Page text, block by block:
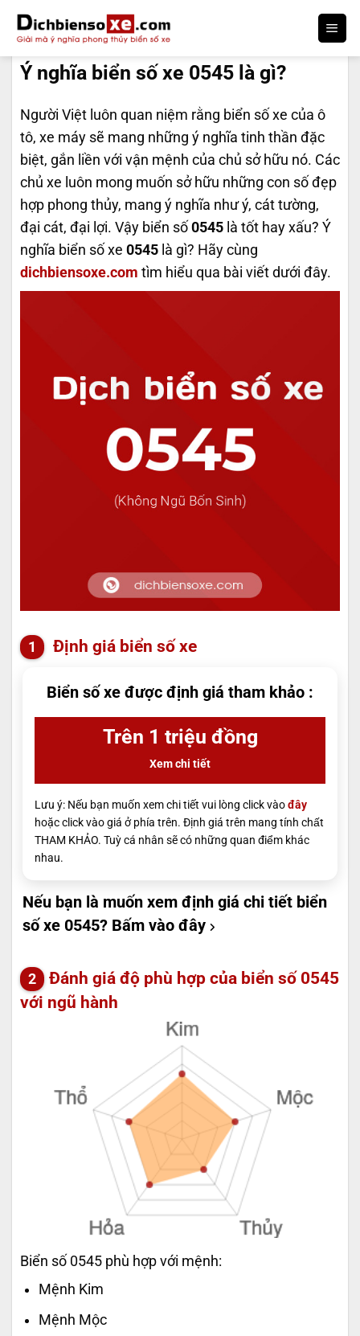
qua
nội
dungÝ nghĩa biển số xe 0545 là gì?
Người Việt luôn quan niệm rằng biển số xe của ô
tô, xe máy sẽ mang những ý nghĩa tinh thần đặc
biệt, gắn liền với vận mệnh của chủ sở hữu nó. Các
chủ xe luôn mong muốn sở hữu những con số đẹp
hợp phong thủy, mang ý nghĩa như ý, cát tường,
đại cát, đại lợi. Vậy biển số 0545 là tốt hay xấu? Ý
nghĩa biển số xe 0545 là gì? Hãy cùng
dichbiensoxe.com tìm hiểu qua bài viết dưới đây.
Định giá biển số xe
Biển số xe được định giá tham khảo :
Trên 1 triệu đồng
Xem chi tiết
Lưu ý: Nếu bạn muốn xem chi tiết vui lòng click vàođây
hoặc click vào giá ở phía trên. Định giá trên mang tính chất
THAM KHẢO. Tuỳ cá nhân sẽ có những quan điểm khác
nhau.
Nếu bạn là muốn xem định giá chi tiết biển
số xe 0545? Bấm vào đây
Đánh giá độ phù hợp của biển số 0545
với ngũ hành
Biển số 0545 phù hợp với mệnh:
Mệnh Kim
Mệnh Mộc